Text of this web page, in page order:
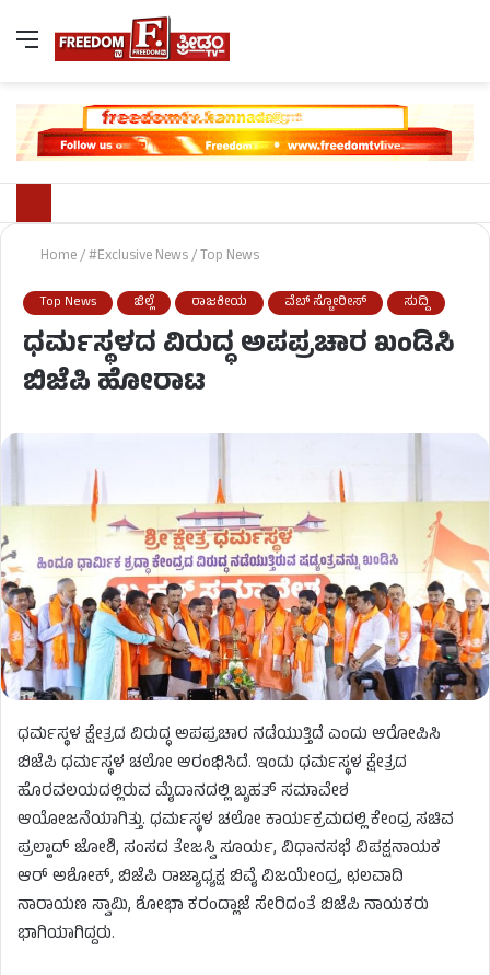
Home/#Exclusive News/Top News
Top News ಜಿಲ್ಲೆ ರಾಜಕೀಯ ವೆಬ್ ಸ್ಟೋರೀಸ್ ಸುದ್ದಿ
ಧರ್ಮಸ್ಥಳದ ವಿರುದ್ಧ ಅಪಪ್ರಚಾರ ಖಂಡಿಸಿ
ಬಿಜೆಪಿ ಹೋರಾಟ
ಧರ್ಮಸ್ಥಳ ಕ್ಷೇತ್ರದ ವಿರುದ್ಧ ಅಪಪ್ರಚಾರ ನಡೆಯುತ್ತಿದೆ ಎಂದು ಆರೋಪಿಸಿ
ಬಿಜೆಪಿ ಧರ್ಮಸ್ಥಳ ಚಲೋ ಆರಂಭಿಸಿದೆ. ಇಂದು ಧರ್ಮಸ್ಥಳ ಕ್ಷೇತ್ರದ
ಹೊರವಲಯದಲ್ಲಿರುವ ಮೈದಾನದಲ್ಲಿ ಬೃಹತ್ ಸಮಾವೇಶ
ಆಯೋಜನೆಯಾಗಿತ್ತು. ಧರ್ಮಸ್ಥಳ ಚಲೋ ಕಾರ್ಯಕ್ರಮದಲ್ಲಿ ಕೇಂದ್ರ ಸಚಿವ
ಪ್ರಲ್ಹಾದ್ ಜೋಶಿ, ಸಂಸದ ತೇಜಸ್ವಿ ಸೂರ್ಯ, ವಿಧಾನಸಭೆ ವಿಪಕ್ಷನಾಯಕ
ಆರ್‌ ಅಶೋಕ್‌, ಬಿಜೆಪಿ ರಾಜ್ಯಾಧ್ಯಕ್ಷ ಬಿವೈ ವಿಜಯೇಂದ್ರ, ಛಲವಾದಿ
ನಾರಾಯಣ ಸ್ವಾಮಿ, ಶೋಭಾ ಕರಂದ್ಲಾಜೆ ಸೇರಿದಂತೆ ಬಿಜೆಪಿ ನಾಯಕರು
ಭಾಗಿಯಾಗಿದ್ದರು.